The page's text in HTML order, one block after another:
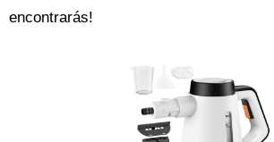
encontrarás!